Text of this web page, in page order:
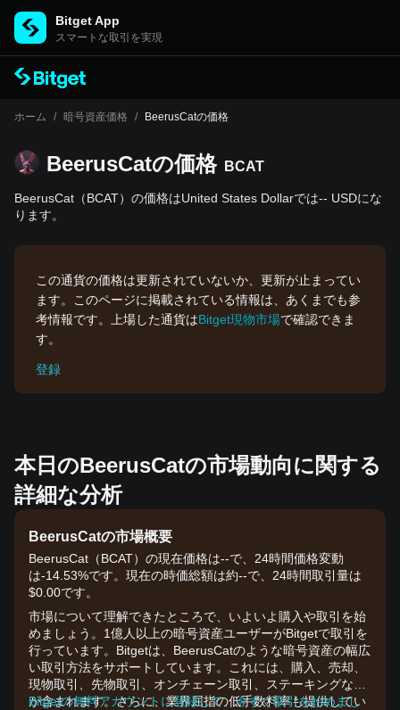
Bitget App
スマートな取引を実現
ホーム / 暗号資産価格 / BeerusCatの価格
BeerusCatの‌価格 BCAT
BeerusCat（BCAT）の価格はUnited States Dollarでは-- USDにな
ります。
この通貨の価格は更新されていないか、更新が止まってい
ます。このページに掲載されている情報は、あくまでも参
考情報です。上場した通貨はBitget現物市場で確認できま
す。
登録
本日のBeerusCatの市場動向に関する
詳細な分析
BeerusCatの市場概要
BeerusCat（BCAT）の現在価格は--で、24時間価格変動
は-14.53%です。現在の時価総額は約--で、24時間取引量は
$0.00です。
市場について理解できたところで、いよいよ購入や取引を始
めましょう。1億人以上の暗号資産ユーザーがBitgetで取引を
行っています。Bitgetは、BeerusCatのような暗号資産の幅広
い取引方法をサポートしています。これには、購入、売却、
現物取引、先物取引、オンチェーン取引、ステーキングなど
が含まれます。さらに、業界屈指の低手数料率も提供してい
Bitgetの無料アカウントに登録して、今すぐ取引を始めまし